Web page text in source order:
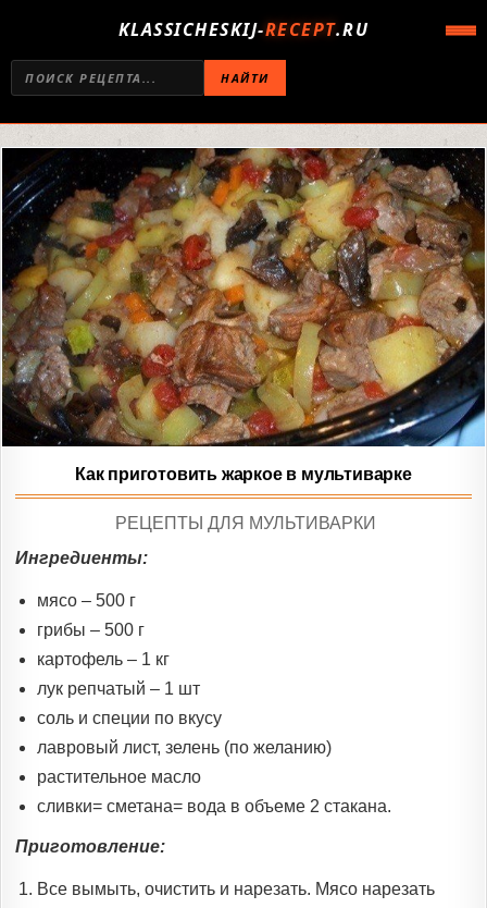
KLASSICHESKIJ-RECEPT.RU
НАЙТИ
Как приготовить жаркое в мультиварке
POSTED
РЕЦЕПТЫ ДЛЯ МУЛЬТИВАРКИ
Ингредиенты:
мясо – 500 г
грибы – 500 г
картофель – 1 кг
лук репчатый – 1 шт
соль и специи по вкусу
лавровый лист, зелень (по желанию)
растительное масло
сливки= сметана= вода в объеме 2 стакана.
Приготовление:
Все вымыть, очистить и нарезать. Мясо нарезать